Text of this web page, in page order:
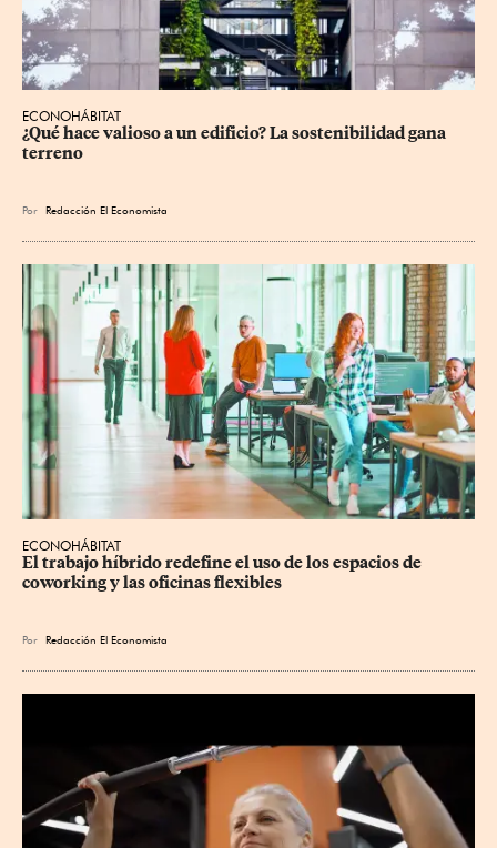
ECONOHÁBITAT
¿Qué hace valioso a un edificio? La sostenibilidad gana
terreno
Por Redacción El Economista
ECONOHÁBITAT
El trabajo híbrido redefine el uso de los espacios de
coworking y las oficinas flexibles
Por Redacción El Economista